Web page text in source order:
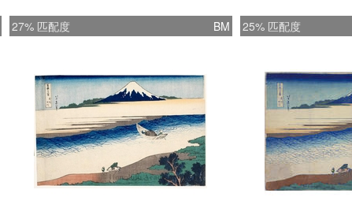
27% 匹配度 BM 25% 匹配度